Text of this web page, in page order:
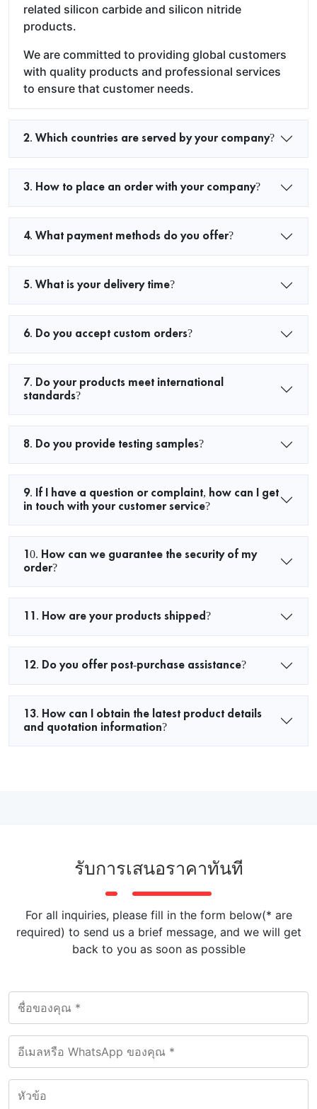
related silicon carbide and silicon nitride
products.
We are committed to providing global customers
with quality products and professional services
to ensure that customer needs.
2. Which countries are served by your company?
3. How to place an order with your company?
4. What payment methods do you offer?
5. What is your delivery time?
6. Do you accept custom orders?
7. Do your products meet international
standards?
8. Do you provide testing samples?
9. If I have a question or complaint, how can I get
in touch with your customer service?
10. How can we guarantee the security of my
order?
11. How are your products shipped?
12. Do you offer post-purchase assistance?
13. How can I obtain the latest product details
and quotation information?
รับการเสนอราคาทันที
For all inquiries, please fill in the form below(* are
required) to send us a brief message, and we will get
back to you as soon as possible